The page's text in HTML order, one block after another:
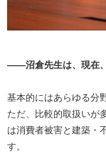
――沼倉先生は、現在
基本的にはあらゆる分
ただ、比較的取扱いが
は消費者被害と建築・
す。